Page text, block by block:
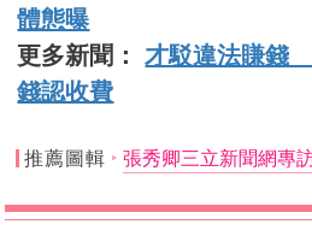
體態曝
更多新聞： 才駁違法賺錢
錢認收費
推薦圖輯 張秀卿三立新聞網專